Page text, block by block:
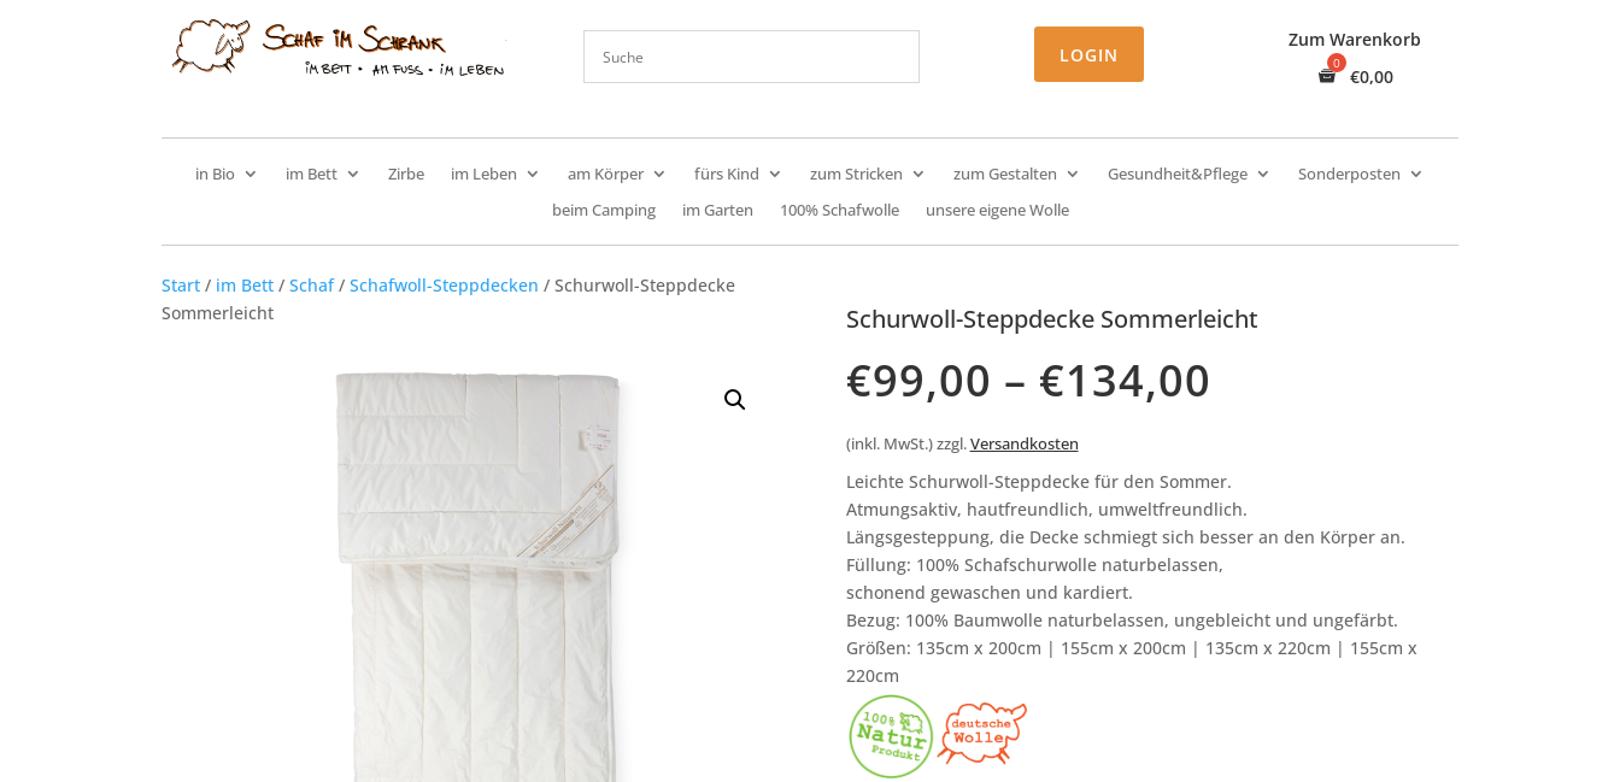
LOGIN
Zum Warenkorb
€0,00
in Bio im Bett Zirbe im Leben am Körper fürs Kind zum Stricken zum Gestalten Gesundheit&Pflege
Sonderposten
beim Camping
im Garten 100% Schafwolle unsere eigene Wolle
Start / im Bett /Schaf/Schafwoll-Steppdecken / Schurwoll-Steppdecke
Sommerleicht
Schurwoll-Steppdecke Sommerleicht
€99,00 – €134,00
(inkl. MwSt.) zzgl.Versandkosten
Leichte Schurwoll-Steppdecke für den Sommer.
Atmungsaktiv, hautfreundlich, umweltfreundlich.
Längsgesteppung, die Decke schmiegt sich besser an den Körper an.
Füllung: 100% Schafschurwolle naturbelassen,
schonend gewaschen und kardiert.
Bezug: 100% Baumwolle naturbelassen, ungebleicht und ungefärbt.
Größen: 135cm x 200cm | 155cm x 200cm | 135cm x 220cm | 155cm x
220cm